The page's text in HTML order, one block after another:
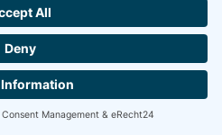
ich bin LINAI! Wie kann ich dir
CONTACT